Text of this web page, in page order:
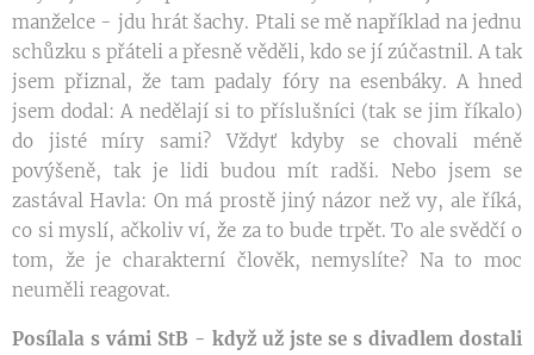
manželce - jdu hrát šachy. Ptali se mě například na jednu
schůzku s přáteli a přesně věděli, kdo se jí zúčastnil. A tak
jsem přiznal, že tam padaly fóry na esenbáky. A hned
jsem dodal: A nedělají si to příslušníci (tak se jim říkalo)
do jisté míry sami? Vždyť kdyby se chovali méně
povýšeně, tak je lidi budou mít radši. Nebo jsem se
zastával Havla: On má prostě jiný názor než vy, ale říká,
co si myslí, ačkoliv ví, že za to bude trpět. To ale svědčí o
tom, že je charakterní člověk, nemyslíte? Na to moc
neuměli reagovat.
Posílala s vámi StB - když už jste se s divadlem dostali